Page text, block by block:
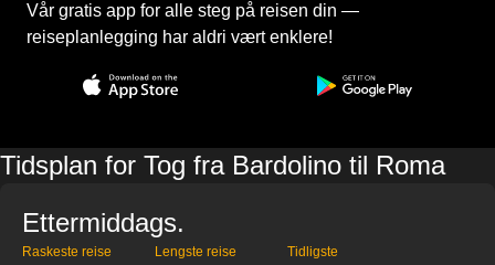
Vår gratis app for alle steg på reisen din —
reiseplanlegging har aldri vært enklere!
Tidsplan for Tog fra Bardolino til Roma
Ettermiddags.
Raskeste reise Lengste reise Tidligste